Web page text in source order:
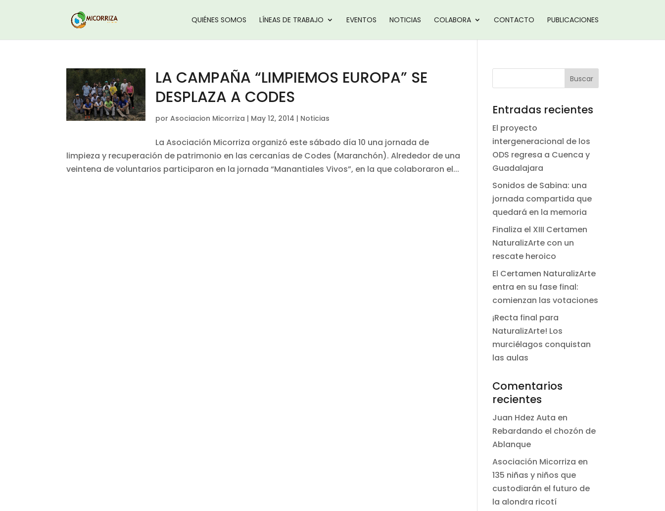
QUIÉNES SOMOS LÍNEAS DE TRABAJO EVENTOS NOTICIAS COLABORA CONTACTO PUBLICACIONES
LA CAMPAÑA “LIMPIEMOS EUROPA” SE
DESPLAZA A CODES
porAsociacion Micorriza | May 12, 2014 | Noticias
La Asociación Micorriza organizó este sábado día 10 una jornada de
limpieza y recuperación de patrimonio en las cercanías de Codes (Maranchón). Alrededor de una
veintena de voluntarios participaron en la jornada “Manantiales Vivos”, en la que colaboraron el...
Entradas recientes
El proyecto
intergeneracional de los
ODS regresa a Cuenca y
Guadalajara
Sonidos de Sabina: una
jornada compartida que
quedará en la memoria
Finaliza el XIII Certamen
NaturalizArte con un
rescate heroico
El Certamen NaturalizArte
entra en su fase final:
comienzan las votaciones
¡Recta final para
NaturalizArte! Los
murciélagos conquistan
las aulas
Comentarios
recientes
Juan Hdez Auta en
Rebardando el chozón de
Ablanque
Asociación Micorriza en
135 niñas y niños que
custodiarán el futuro de
la alondra ricotí